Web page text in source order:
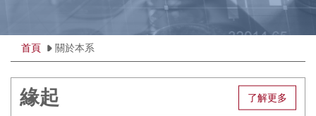
首頁 關於本系
緣起